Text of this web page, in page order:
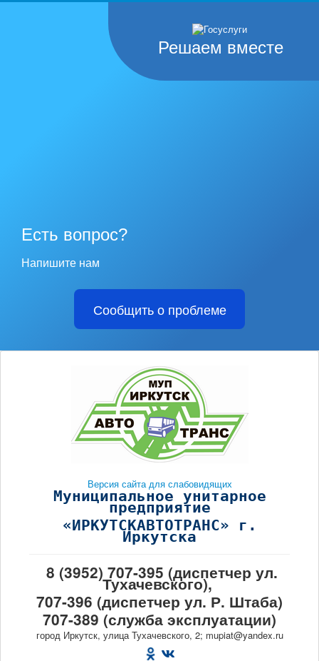
Решаем вместе
Есть вопрос?
Напишите нам
Сообщить о проблеме
Версия сайта для слабовидящих
Муниципальное унитарное
предприятие
«ИРКУТСКАВТОТРАНС» г.
Иркутска
8 (3952) 707-395 (диспетчер ул.
Тухачевского),
707-396 (диспетчер ул. Р. Штаба)
707-389 (служба эксплуатации)
город Иркутск, улица Тухачевского, 2; mupiat@yandex.ru